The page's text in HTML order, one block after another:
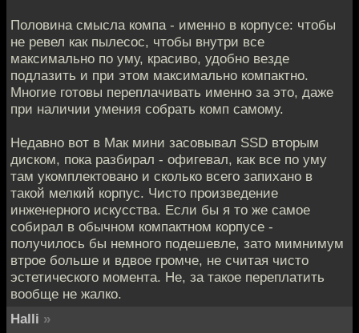
Половина смысла компа - именно в корпусе: чтобы
не ревел как пылесос, чтобы внутри все
максимально по уму, красиво, удобно везде
подлазить и при этом максимально компактно.
Многие готовы переплачивать именно за это, даже
при наличии умения собрать комп самому.
Недавно вот в Мак мини засовывал SSD вторым
диском, пока разбирал - офигевал, как все по уму
там укомплектовано и сколько всего запихано в
такой мелкий корпус. Чисто произведение
инженерного искусства. Если бы я то же самое
собирал в обычном компактном корпусе -
получилось бы немного подешевле, зато мимнимум
втрое больше и вдвое громче, не считая чисто
эстетического момента. Не, за такое переплатить
вообще не жалко.
Halli »